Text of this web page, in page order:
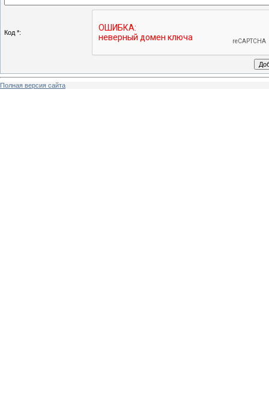
Код *:
Полная версия сайта